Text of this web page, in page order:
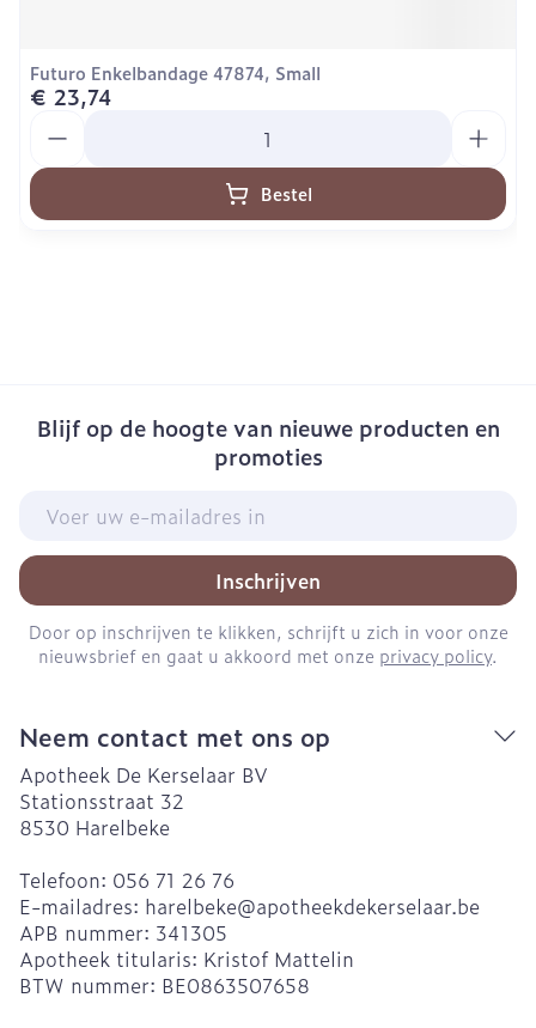
Futuro Enkelbandage 47874, Small
€ 23,74
Bestel
Blijf op de hoogte van nieuwe producten en
promoties
Inschrijven
Door op inschrijven te klikken, schrijft u zich in voor onze
nieuwsbrief en gaat u akkoord met onze privacy policy.
Neem contact met ons op
Apotheek De Kerselaar BV
Stationsstraat 32
8530 Harelbeke
Telefoon: 056 71 26 76
E-mailadres: harelbeke@apotheekdekerselaar.be
APB nummer: 341305
Apotheek titularis: Kristof Mattelin
BTW nummer: BE0863507658